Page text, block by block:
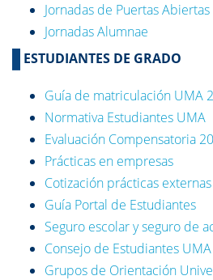
Jornadas de Puertas Abiertas
Jornadas Alumnae
ESTUDIANTES DE GRADO
Guía de matriculación UMA
Normativa Estudiantes UMA
Evaluación Compensatoria
Prácticas en empresas
Cotización prácticas
Guía Portal de Estudiantes
Seguro escolar y seguro de
Consejo de Estudiantes UMA
Grupos de Orientación